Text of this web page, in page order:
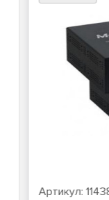
Артикул:114387